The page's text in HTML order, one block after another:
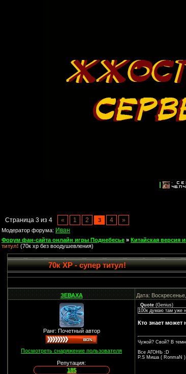
Страница 3 из 4 « 1 2 3 4 »
Модератор форума: Иван
Форум фан-сайта онлайн игры Поднебесье » Китайская версия
титул! (70к хр без воодушевления)
70к ХР - супер титул!
ЗЕВАХА Дата:
Ранг: Почетный автор
Посмотреть снаряжение пользователя
Репутация:
185
Quote (Genius)
100к думаю там уже
Кто знает может
Чужой? Свой? В
Все АГОНЬ :D
P.S Миша ( RonmaN )